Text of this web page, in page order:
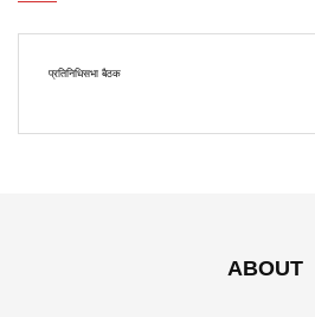
प्रतिनिधिसभा बैठक
ABOUT